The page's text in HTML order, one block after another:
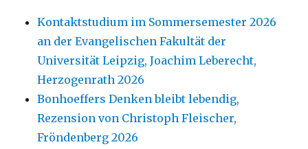
Kontaktstudium im Sommersemester 2026
an der Evangelischen Fakultät der
Universität Leipzig, Joachim Leberecht,
Herzogenrath 2026
Bonhoeffers Denken bleibt lebendig,
Rezension von Christoph Fleischer,
Fröndenberg 2026